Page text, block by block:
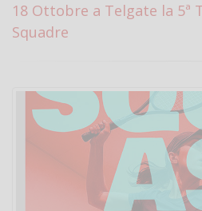
18 Ottobre a Telgate la 5ª
Squadre